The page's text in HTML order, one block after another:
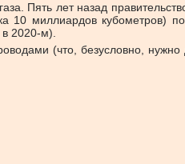
Пять лет назад
миллиардов кубометров)
2020-м).
(что, безусловно,